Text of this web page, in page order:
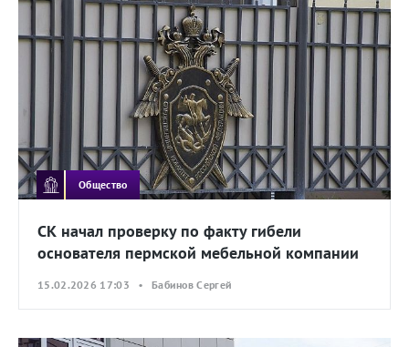
Общество
СК начал проверку по факту гибели
основателя пермской мебельной компании
15.02.2026 17:03 • Бабинов Сергей